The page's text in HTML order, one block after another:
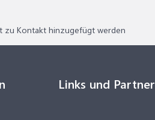
zu Kontakt hinzugefügt werden
Links und Partner